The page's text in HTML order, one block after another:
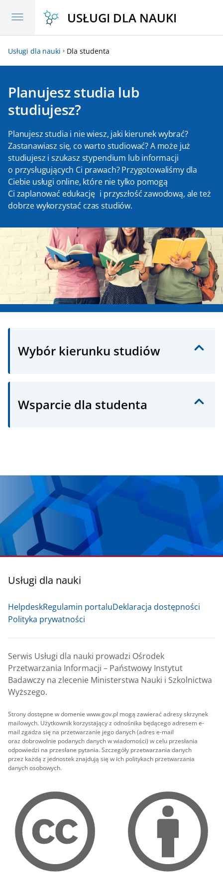
USŁUGI DLA NAUKI
Usługi dla nauki Dla studenta
Planujesz studia lub
studiujesz?
Planujesz studia i nie wiesz, jaki kierunek wybrać?
Zastanawiasz się, co warto studiować? A może już
studiujesz i szukasz stypendium lub informacji
o przysługujących Ci prawach? Przygotowaliśmy dla
Ciebie usługi online, które nie tylko pomogą
Ci zaplanować edukację i przyszłość zawodową, ale też
dobrze wykorzystać czas studiów.
Wybór kierunku studiów
Wsparcie dla studenta
Usługi dla nauki
HelpdeskRegulamin portaluDeklaracja dostępności
Polityka prywatności
Serwis Usługi dla nauki prowadzi Ośrodek
Przetwarzania Informacji – Państwowy Instytut
Badawczy na zlecenie Ministerstwa Nauki i Szkolnictwa
Wyższego.
Strony dostępne w domenie www.gov.pl mogą zawierać adresy skrzynek
mailowych. Użytkownik korzystający z odnośnika będącego adresem e-
mail zgadza się na przetwarzanie jego danych (adres e-mail
oraz dobrowolnie podanych danych w wiadomości) w celu przesłania
odpowiedzi na przesłane pytania. Szczegóły przetwarzania danych
przez każdą z jednostek znajdują się w ich politykach przetwarzania
danych osobowych.